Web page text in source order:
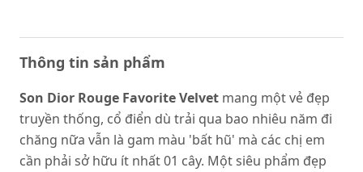
Thông tin sản phẩm
Son Dior Rouge Favorite Velvet mang một vẻ đẹp
truyền thống, cổ điển dù trải qua bao nhiêu năm đi
chăng nữa vẫn là gam màu 'bất hũ' mà các chị em
cần phải sở hữu ít nhất 01 cây. Một siêu phẩm đẹp